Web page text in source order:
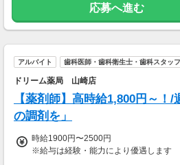
■昇給：年1回
【収入例】
■30歳経験者：450～470万円
【交通費】
応募へ進む
アルバイト 歯科医師・歯科衛生士・歯科スタッフ
ドリーム薬局 山崎店
【薬剤師】高時給1,800円～！
の調剤を」
時給1900円〜2500円
※給与は経験・能力により優遇します